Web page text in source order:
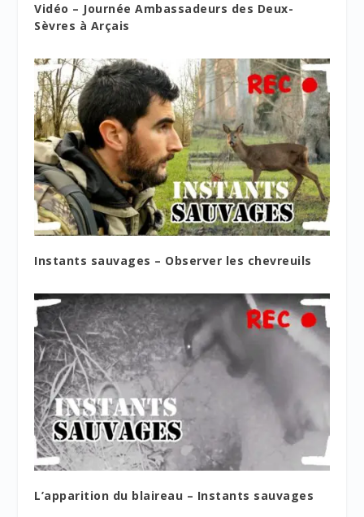
Vidéo – Journée Ambassadeurs des Deux-
Sèvres à Arçais
Instants sauvages – Observer les chevreuils
L’apparition du blaireau – Instants sauvages